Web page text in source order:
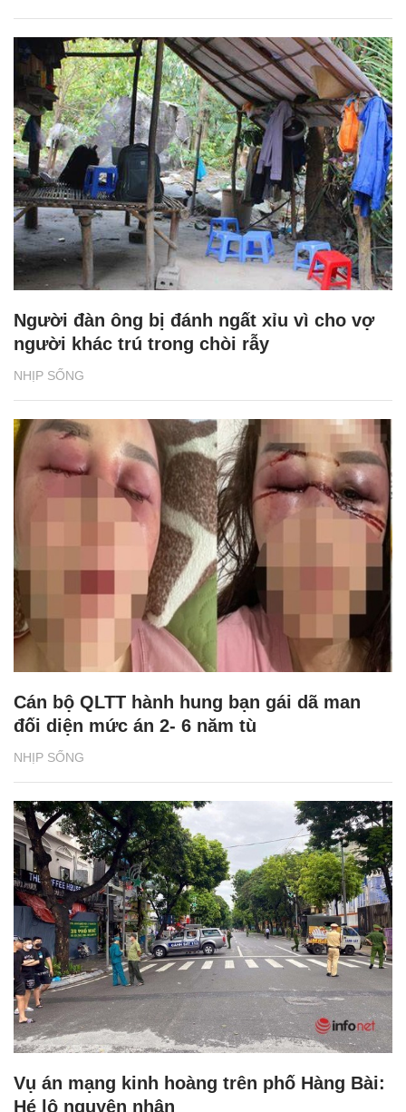
NHỊP SỐNG
Người đàn ông bị đánh ngất xỉu vì cho vợ
người khác trú trong chòi rẫy
NHỊP SỐNG
Cán bộ QLTT hành hung bạn gái dã man
đối diện mức án 2- 6 năm tù
Vụ án mạng kinh hoàng trên phố Hàng Bài:
Hé lộ nguyên nhân